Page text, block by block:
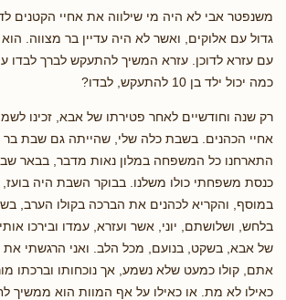
משנפטר אבי לא היה מי שילווה את אחיי הקטנים
גדול עם אלוקים, ואשר לא היה עדיין בר מצווה.
עם עזרא לדוכן. עזרא המשיך להתעקש לברך לבדו
כמה יכול ילד בן 10 להתעקש, לבדו?
רק שנה וחודשיים לאחר פטירתו של אבא, זכינו
אחיי הכהנים. בשבת כלה שלי, שהייתה גם שבת בר
התארחנו כל המשפחה במלון נאות מדבר, בבאר
כנסת משפחתי כולו משלנו. בבוקר השבת היה בועז,
במוסף, והקריא לכהנים את הברכה בקולו הערב,
בלחש, ושלושתם, יוני, אשר ועזרא, עמדו ובירכו
של אבא, בשקט, בנועם, מכל הלב. ואני הרגשתי
אתם, קולו כמעט שלא נשמע, אך נוכחותו וברכתו
כאילו לא מת. או כאילו על אף המוות הוא ממשיך